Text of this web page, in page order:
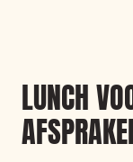
LUNCH